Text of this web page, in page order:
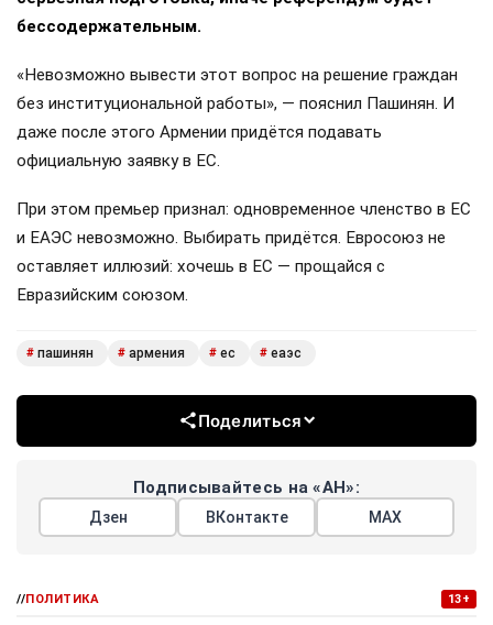
бессодержательным.
«Невозможно вывести этот вопрос на решение граждан
без институциональной работы», — пояснил Пашинян. И
даже после этого Армении придётся подавать
официальную заявку в ЕС.
При этом премьер признал: одновременное членство в ЕС
и ЕАЭС невозможно. Выбирать придётся. Евросоюз не
оставляет иллюзий: хочешь в ЕС — прощайся с
Евразийским союзом.
# пашинян # армения # ес # еаэс
Поделиться
Подписывайтесь на «АН»:
Дзен ВКонтакте МАХ
//ПОЛИТИКА 13+